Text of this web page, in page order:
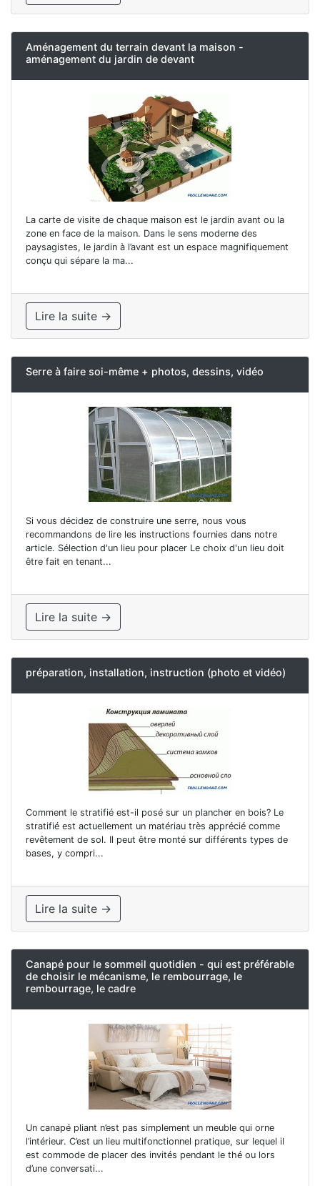
Aménagement du terrain devant la maison -
aménagement du jardin de devant
La carte de visite de chaque maison est le jardin avant ou la
zone en face de la maison. Dans le sens moderne des
paysagistes, le jardin à l’avant est un espace magnifiquement
conçu qui sépare la ma...
Lire la suite →
Serre à faire soi-même + photos, dessins, vidéo
Si vous décidez de construire une serre, nous vous
recommandons de lire les instructions fournies dans notre
article. Sélection d'un lieu pour placer Le choix d'un lieu doit
être fait en tenant...
Lire la suite →
préparation, installation, instruction (photo et vidéo)
Comment le stratifié est-il posé sur un plancher en bois? Le
stratifié est actuellement un matériau très apprécié comme
revêtement de sol. Il peut être monté sur différents types de
bases, y compri...
Lire la suite →
Canapé pour le sommeil quotidien - qui est préférable
de choisir le mécanisme, le rembourrage, le
rembourrage, le cadre
Un canapé pliant n’est pas simplement un meuble qui orne
l’intérieur. C’est un lieu multifonctionnel pratique, sur lequel il
est commode de placer des invités pendant le thé ou lors
d’une conversati...